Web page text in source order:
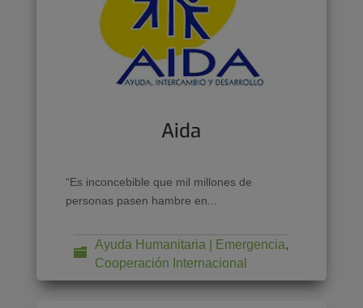
Aida
“Es inconcebible que mil millones de
personas pasen hambre en...
Ayuda Humanitaria | Emergencia,
Cooperación Internacional